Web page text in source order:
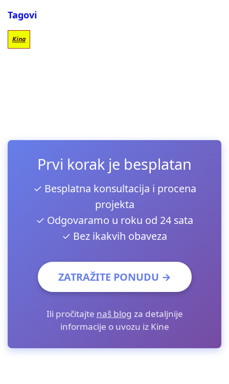
Tagovi
Kina
Prvi korak je besplatan
✓ Besplatna konsultacija i procena
projekta
✓ Odgovaramo u roku od 24 sata
✓ Bez ikakvih obaveza
ZATRAŽITE PONUDU →
Ili pročitajte naš blog za detaljnije
informacije o uvozu iz Kine